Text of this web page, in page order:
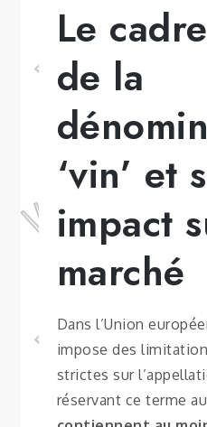
Le
de la
‘vin’ et
impact
marché
Dans l’Union
impose des
strictes sur
réservant ce terme